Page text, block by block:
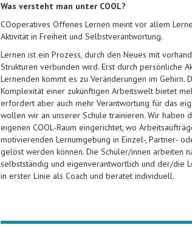
Was versteht man unter COOL?
COoperatives Offenes Lernen meint vor allem
Aktivität in Freiheit und Selbstverantwortung.
Lernen ist ein Prozess, durch den Neues mit
Strukturen verbunden wird. Erst durch persönliche
Lernenden kommt es zu Veränderungen im Gehirn.
Komplexität einer zukünftigen Arbeitswelt bietet
erfordert aber auch mehr Verantwortung für das
wollen wir an unserer Schule trainieren. Wir haben
eigenen COOL-Raum eingerichtet, wo
motivierenden Lernumgebung in Einzel-, Partner-
gelöst werden können. Die Schüler/innen arbeiten
selbstständig und eigenverantwortlich und der/die
in erster Linie als Coach und beratet individuell.